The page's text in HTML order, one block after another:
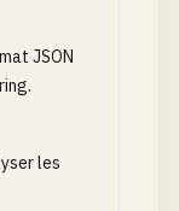
JSON
les